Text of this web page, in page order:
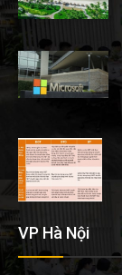
VP Hà Nội